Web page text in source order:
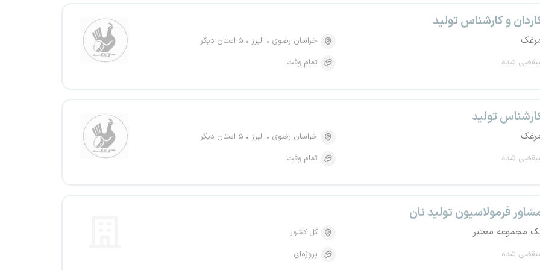
و کارشناس تولید
شده
خراسان رضوی البرز
۵ استان دیگر
تمام وقت
تولید
شده
خراسان رضوی البرز
۵ استان دیگر
تمام وقت
فرمولاسیون تولید نان
مجموعه معتبر
شده
کل کشور
پروژه‌ای